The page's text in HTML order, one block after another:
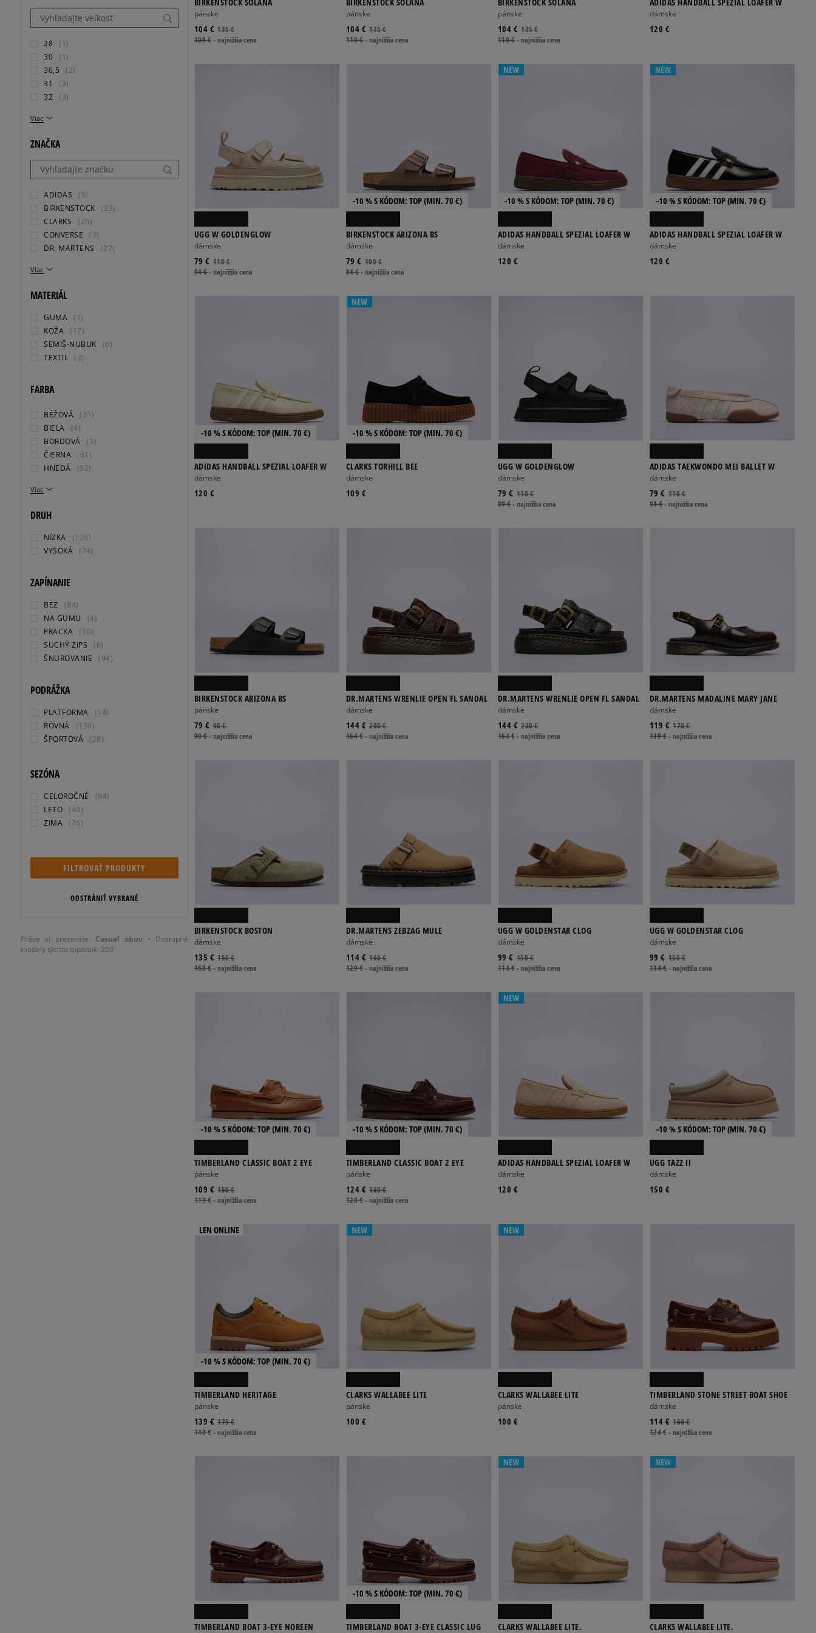
Viac
28 (1)
30 (1)
30,5
(2)
31
(3)
32
(3)
ZNAČKA
Viac
ADIDAS
(9)
BIRKENSTOCK
(23)
CLARKS
(25)
CONVERSE
(3)
DR. MARTENS
(27)
MATERIÁL
GUMA (1)
KOŽA (17)
SEMIŠ-NUBUK
(6)
TEXTIL (2)
FARBA
Viac
BÉŽOVÁ (35)
BIELA
(4)
BORDOVÁ
(3)
ČIERNA (61)
HNEDÁ
(52)
DRUH
NÍZKA
(126)
VYSOKÁ (74)
ZAPÍNANIE
BEZ
(84)
NA GUMU
(4)
PRACKA (10)
SUCHÝ ZIPS
(6)
ŠNUROVANIE
(94)
PODRÁŽKA
PLATFORMA
(14)
ROVNÁ
(156)
ŠPORTOVÁ (28)
SEZÓNA
CELOROČNÉ
(84)
LETO (40)
ZIMA (76)
FILTROVAŤ PRODUKTY
ODSTRÁNIŤ VYBRANÉ
Práve si prezeráte: Casual obuv • Dostupné
modely týchto topánok: 200
pánske
135 €
104 €
109 €-najnižšia cena
pánske
135 €
104 €
119 €-najnižšia cena
pánske
135 €
104 €
119 €-najnižšia cena
dámske
120 €
UGG W GOLDENGLOW
dámske
110 €
79 €
94 €-najnižšia cena
-10 % S KÓDOM: TOP (MIN. 70 €)
BIRKENSTOCK ARIZONA BS
dámske
100 €
79 €
84 €-najnižšia cena
NEW
-10 % S KÓDOM: TOP (MIN. 70 €)
ADIDAS HANDBALL SPEZIAL LOAFER W
dámske
120 €
NEW
-10 % S KÓDOM: TOP (MIN. 70 €)
ADIDAS HANDBALL SPEZIAL LOAFER W
dámske
120 €
-10 % S KÓDOM: TOP (MIN. 70 €)
ADIDAS HANDBALL SPEZIAL LOAFER W
dámske
120 €
NEW
-10 % S KÓDOM: TOP (MIN. 70 €)
CLARKS TORHILL BEE
dámske
109 €
UGG W GOLDENGLOW
dámske
110 €
79 €
89 €-najnižšia cena
ADIDAS TAEKWONDO MEI BALLET W
dámske
110 €
79 €
94 €-najnižšia cena
BIRKENSTOCK ARIZONA BS
pánske
90 €
79 €
90 €-najnižšia cena
DR.MARTENS WRENLIE OPEN FL SANDAL
dámske
200 €
144 €
164 €-najnižšia cena
DR.MARTENS WRENLIE OPEN FL SANDAL
dámske
200 €
144 €
164 €-najnižšia cena
DR.MARTENS MADALINE MARY JANE
dámske
170 €
119 €
139 €-najnižšia cena
BIRKENSTOCK BOSTON
dámske
150 €
135 €
150 €-najnižšia cena
DR.MARTENS ZEBZAG MULE
dámske
160 €
114 €
129 €-najnižšia cena
UGG W GOLDENSTAR CLOG
dámske
150 €
99 €
114 €-najnižšia cena
UGG W GOLDENSTAR CLOG
dámske
150 €
99 €
114 €-najnižšia cena
-10 % S KÓDOM: TOP (MIN. 70 €)
TIMBERLAND CLASSIC BOAT 2 EYE
pánske
150 €
109 €
119 €-najnižšia cena
-10 % S KÓDOM: TOP (MIN. 70 €)
TIMBERLAND CLASSIC BOAT 2 EYE
pánske
160 €
124 €
128 €-najnižšia cena
NEW
ADIDAS HANDBALL SPEZIAL LOAFER W
dámske
120 €
-10 % S KÓDOM: TOP (MIN. 70 €)
UGG TAZZ II
dámske
150 €
LEN ONLINE
-10 % S KÓDOM: TOP (MIN. 70 €)
TIMBERLAND HERITAGE
pánske
175 €
139 €
140 €-najnižšia cena
NEW
CLARKS WALLABEE LITE
pánske
100 €
NEW
CLARKS WALLABEE LITE
pánske
100 €
TIMBERLAND STONE STREET BOAT SHOE
dámske
160 €
114 €
124 €-najnižšia cena
TIMBERLAND BOAT 3-EYE NOREEN
-10 % S KÓDOM: TOP (MIN. 70 €)
TIMBERLAND BOAT 3-EYE CLASSIC LUG
NEW
CLARKS WALLABEE LITE.
NEW
CLARKS WALLABEE LITE.